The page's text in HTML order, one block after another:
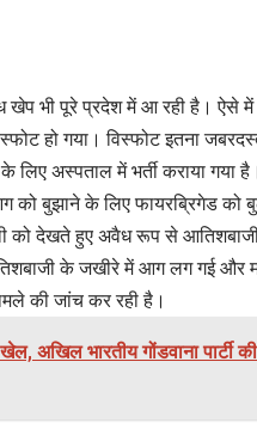
खेप भी पूरे प्रदेश में आ रही है। ऐसे
हो गया। विस्फोट इतना
अस्पताल में भर्ती कराया गया
बुझाने के लिए फायरब्रिगेड को
को देखते हुए अवैध रूप से
के जखीरे में आग लग गई और
की जांच कर रही है।
भारतीय गोंडवाना पार्टी की